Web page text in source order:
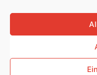
SP MigrantInnen
SP 60+